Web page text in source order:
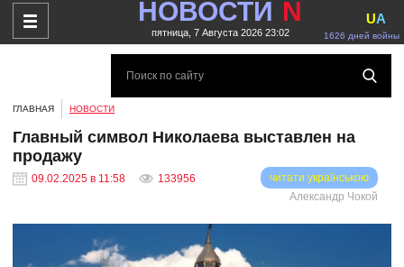
НОВОСТИ N
пятница, 7 Августа 2026 23:02 1626 дней войны
UA
ГЛАВНАЯ НОВОСТИ
Главный символ Николаева выставлен на
продажу
09.02.2025 в 11:58 133956
читати українською
Александр Чокой